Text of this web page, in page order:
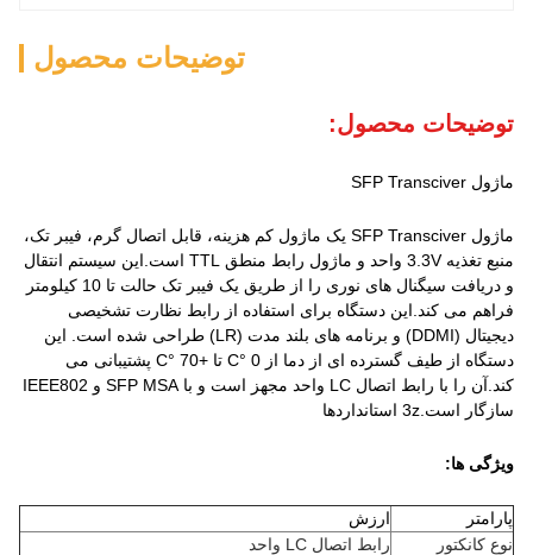
توضیحات محصول
توضیحات محصول:
ماژول SFP Transciver
ماژول SFP Transciver یک ماژول کم هزینه، قابل اتصال گرم، فیبر تک،
منبع تغذیه 3.3V واحد و ماژول رابط منطق TTL است.این سیستم انتقال
و دریافت سیگنال های نوری را از طریق یک فیبر تک حالت تا 10 کیلومتر
فراهم می کند.این دستگاه برای استفاده از رابط نظارت تشخیصی
دیجیتال (DDMI) و برنامه های بلند مدت (LR) طراحی شده است. این
دستگاه از طیف گسترده ای از دما از 0 °C تا +70 °C پشتیبانی می
کند.آن را با رابط اتصال LC واحد مجهز است و با SFP MSA و IEEE802
سازگار است.3z استانداردها
ویژگی ها:
پارامتر
ارزش
نوع کانکتور
رابط اتصال LC واحد